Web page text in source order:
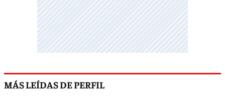
MÁS LEÍDAS DE PERFIL